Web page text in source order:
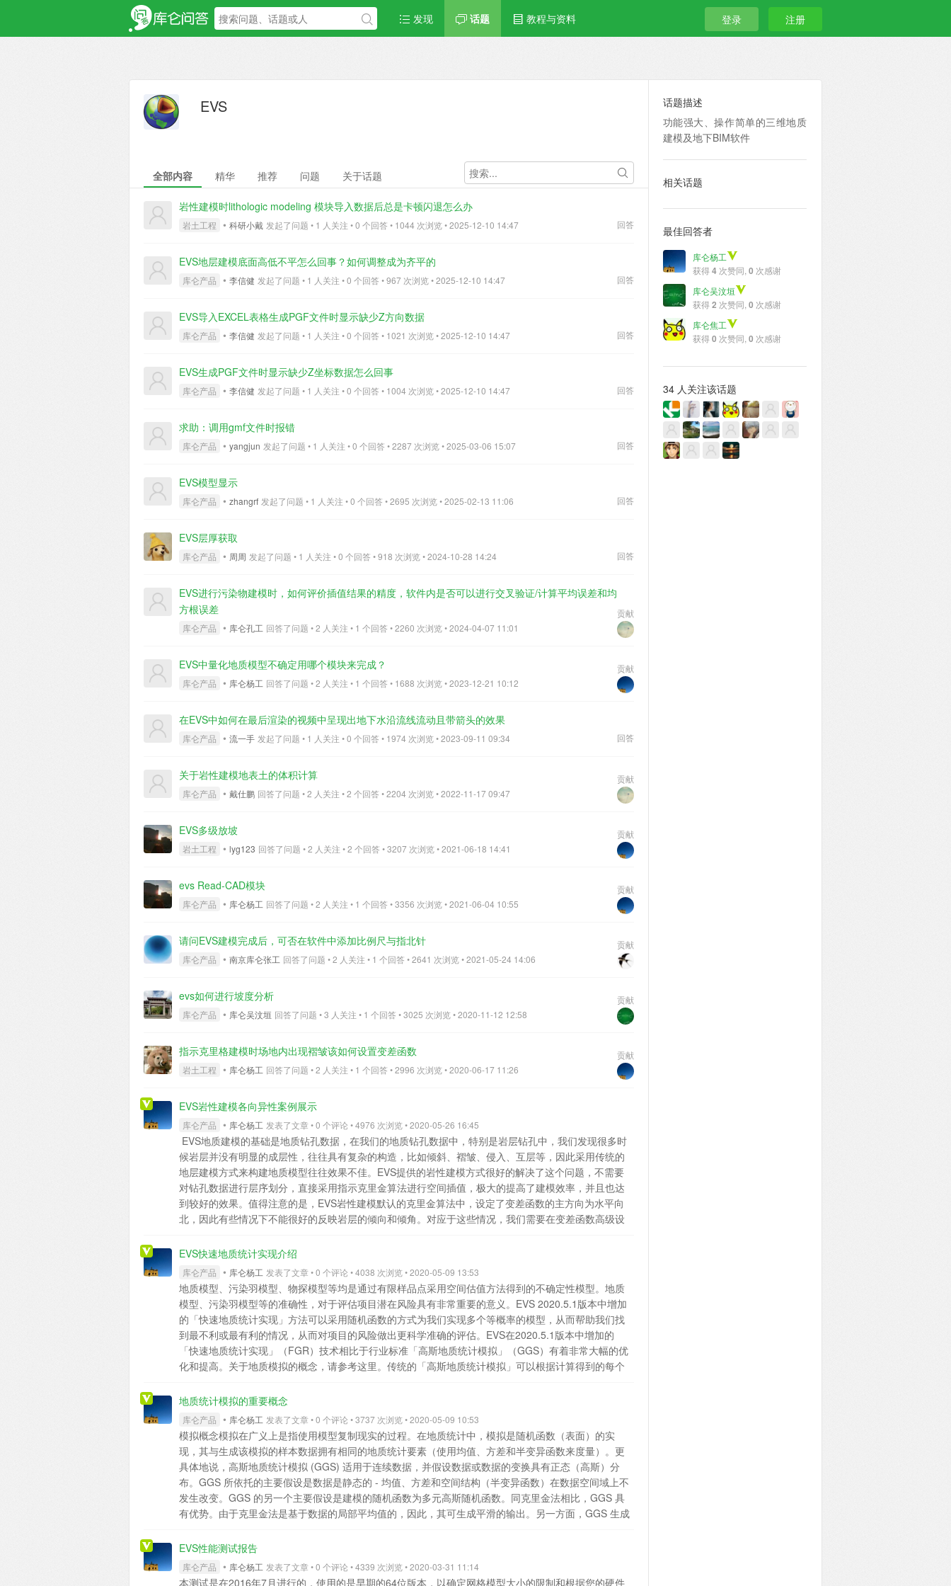
发现 话题 教程与资料 登录 注册
EVS
全部内容 精华 推荐 问题 关于话题
岩性建模时lithologic modeling 模块导入数据后总是卡顿闪退怎么办
回答
岩土工程 • 科研小戴 发起了问题 • 1 人关注 • 0 个回答 • 1044 次浏览 • 2025-12-10 14:47
EVS地层建模底面高低不平怎么回事？如何调整成为齐平的
回答
库仑产品 • 李信健 发起了问题 • 1 人关注 • 0 个回答 • 967 次浏览 • 2025-12-10 14:47
EVS导入EXCEL表格生成PGF文件时显示缺少Z方向数据
回答
库仑产品 • 李信健 发起了问题 • 1 人关注 • 0 个回答 • 1021 次浏览 • 2025-12-10 14:47
EVS生成PGF文件时显示缺少Z坐标数据怎么回事
回答
库仑产品 • 李信健 发起了问题 • 1 人关注 • 0 个回答 • 1004 次浏览 • 2025-12-10 14:47
求助：调用gmf文件时报错
回答
库仑产品 • yangjun 发起了问题 • 1 人关注 • 0 个回答 • 2287 次浏览 • 2025-03-06 15:07
EVS模型显示
回答
库仑产品 • zhangrf 发起了问题 • 1 人关注 • 0 个回答 • 2695 次浏览 • 2025-02-13 11:06
EVS层厚获取
回答
库仑产品 • 周周 发起了问题 • 1 人关注 • 0 个回答 • 918 次浏览 • 2024-10-28 14:24
EVS进行污染物建模时，如何评价插值结果的精度，软件内是否可以进行交叉验证/计算平均误差和均
方根误差
贡献
库仑产品 • 库仑孔工 回答了问题 • 2 人关注 • 1 个回答 • 2260 次浏览 • 2024-04-07 11:01
EVS中量化地质模型不确定用哪个模块来完成？
贡献
库仑产品 • 库仑杨工 回答了问题 • 2 人关注 • 1 个回答 • 1688 次浏览 • 2023-12-21 10:12
在EVS中如何在最后渲染的视频中呈现出地下水沿流线流动且带箭头的效果
回答
库仑产品 • 流一手 发起了问题 • 1 人关注 • 0 个回答 • 1974 次浏览 • 2023-09-11 09:34
关于岩性建模地表土的体积计算
贡献
库仑产品 • 戴仕鹏 回答了问题 • 2 人关注 • 2 个回答 • 2204 次浏览 • 2022-11-17 09:47
EVS多级放坡
贡献
岩土工程 • lyg123 回答了问题 • 2 人关注 • 2 个回答 • 3207 次浏览 • 2021-06-18 14:41
evs Read-CAD模块
贡献
库仑产品 • 库仑杨工 回答了问题 • 2 人关注 • 1 个回答 • 3356 次浏览 • 2021-06-04 10:55
请问EVS建模完成后，可否在软件中添加比例尺与指北针
贡献
库仑产品 • 南京库仑张工 回答了问题 • 2 人关注 • 1 个回答 • 2641 次浏览 • 2021-05-24 14:06
evs如何进行坡度分析
贡献
库仑产品 • 库仑吴汶垣 回答了问题 • 3 人关注 • 1 个回答 • 3025 次浏览 • 2020-11-12 12:58
指示克里格建模时场地内出现褶皱该如何设置变差函数
贡献
岩土工程 • 库仑杨工 回答了问题 • 2 人关注 • 1 个回答 • 2996 次浏览 • 2020-06-17 11:26
EVS岩性建模各向异性案例展示
库仑产品 • 库仑杨工 发表了文章 • 0 个评论 • 4976 次浏览 • 2020-05-26 16:45
EVS地质建模的基础是地质钻孔数据，在我们的地质钻孔数据中，特别是岩层钻孔中，我们发现很多时
候岩层并没有明显的成层性，往往具有复杂的构造，比如倾斜、褶皱、侵入、互层等，因此采用传统的
地层建模方式来构建地质模型往往效果不佳。EVS提供的岩性建模方式很好的解决了这个问题，不需要
对钻孔数据进行层序划分，直接采用指示克里金算法进行空间插值，极大的提高了建模效率，并且也达
到较好的效果。值得注意的是，EVS岩性建模默认的克里金算法中，设定了变差函数的主方向为水平向
北，因此有些情况下不能很好的反映岩层的倾向和倾角。对应于这些情况，我们需要在变差函数高级设
模型效果：图1是钻孔的情况，我们可以发现，钻孔中砂砾岩的样本呈现出一定的倾斜角度，结合地质分
析，可以认为该岩层具有一定的倾角。图1 钻孔数据分析 在EVS岩性插值模块Indicator_geology中，各
向异性模式采用默认的“simple”，如下：其中变差函数的主方向被设置为水平朝北，意味着插值过程中岩
层会在水平方向进行连接。采用默认模式创建岩性地质模型，我们提取模型剖面效果如图2所示：砂砾岩
分布呈水平状，不符合实际情况。图2 采用简单模式的各向异性地质模型剖面图 当我们调整各向异性模
式（“Anisotropy Mod”）为高级（“Advanced”），并设置变差函数主方向的角度，如下： 重新插值并创
建岩性模型后，提取剖面效果如图3所示：岩层有明显的倾角，更加接近实际的情况。图3 采用高级各向
异性设置的岩性模型剖面因此，如果采用EVS岩性建模的方式，我们可以对钻孔数据进行观察分析及地
质专业判断，利用EVS岩性建模中的各向异性中的高级参数设置，从而高效便捷的创建更加符合实际情
EVS快速地质统计实现介绍
库仑产品 • 库仑杨工 发表了文章 • 0 个评论 • 4038 次浏览 • 2020-05-09 13:53
地质模型、污染羽模型、物探模型等均是通过有限样品点采用空间估值方法得到的不确定性模型。地质
模型、污染羽模型等的准确性，对于评估项目潜在风险具有非常重要的意义。EVS 2020.5.1版本中增加
的「快速地质统计实现」方法可以采用随机函数的方式为我们实现多个等概率的模型，从而帮助我们找
到最不利或最有利的情况，从而对项目的风险做出更科学准确的评估。EVS在2020.5.1版本中增加的
「快速地质统计实现」（FGR）技术相比于行业标准「高斯地质统计模拟」（GGS）有着非常大幅的优
化和提高。关于地质模拟的概念，请参考这里。传统的「高斯地质统计模拟」可以根据计算得到的每个
测）的情况。用于实现高斯地质统计模拟的方法需要进行大量的计算，这使得创建一个实现就是需要很
长的时间，甚至远远超过了创建名义模型（无偏模型）的时间。另外，这种方法创建的多个实现之间的
波动大小和网格大小一致，这使得结果中会产生很多噪音，从而不符合真实的物理世界。EVS的「快速
地质统计实现」技术可以很好的克服传统「高斯地质统计模拟」的这些缺点，且可以应用于所有EVS中
可创建的真三维模型。利用「快速地质统计实现」技术，我们可以：创建2D和3D分析数据模型（污染
羽、物探模型等）的实现创建地层模型的实现 - 需采用克里金或自然临近点法插值创建平滑或非平滑岩
性模型的实现创建名义模型时间的一小部分就可以完成所有实现的创建可以人为控制统计涨落的波长和
波幅可以为统计涨落的波幅设置简单或三维各向异性「快速地质统计实现」技术提供了另外一种优于
EVS "Min/Max (plume) " 技术的不确定性评估工具，原因如下："Min/Max" 技术仅可用于2D和3D分析数
能出现场地中或模型中每个位置都是最不利或最有利的情况使用「快速地质统计实现」技术可以创建大
量更符合真实世界的情况（实现）「快速地质统计实现」技术也可以通过置信度来控制其波动，这点和
地质统计模拟的重要概念
库仑产品 • 库仑杨工 发表了文章 • 0 个评论 • 3737 次浏览 • 2020-05-09 10:53
模拟概念模拟在广义上是指使用模型复制现实的过程。在地质统计中，模拟是随机函数（表面）的实
现，其与生成该模拟的样本数据拥有相同的地质统计要素（使用均值、方差和半变异函数来度量）。更
具体地说，高斯地质统计模拟 (GGS) 适用于连续数据，并假设数据或数据的变换具有正态（高斯）分
布。GGS 所依托的主要假设是数据是静态的 - 均值、方差和空间结构（半变异函数）在数据空间域上不
发生改变。GGS 的另一个主要假设是建模的随机函数为多元高斯随机函数。同克里金法相比，GGS 具
有优势。由于克里金法是基于数据的局部平均值的，因此，其可生成平滑的输出。另一方面，GGS 生成
中。对于由 GGS 实现添加到特定位置的预测值中的变异性，其平均值为零，这样，很多 GGS 实现的平
均值会趋向于克里金预测。下图对此概念进行了说明。各种实现以一组堆叠输出图层的形式表示出来，
并且特定坐标位置的值服从高斯分布，其平均值等于该位置的克里金估计值，而扩散程度则由该位置上
EVS性能测试报告
库仑产品 • 库仑杨工 发表了文章 • 0 个评论 • 4339 次浏览 • 2020-03-31 11:14
本测试是在2016年7月进行的，使用的是早期的64位版本，以确定网格模型大小的限制和根据您的硬件
话题描述
功能强大、操作简单的三维地质
建模及地下BIM软件
相关话题
最佳回答者
库仑杨工
获得4次赞同, 0 次感谢
库仑吴汶垣
获得2 次赞同, 0 次感谢
库仑焦工
获得0 次赞同, 0 次感谢
34 人关注该话题